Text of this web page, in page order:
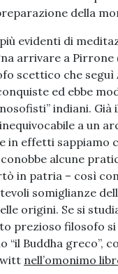
della
evidenti di
arrivare a Pirrone
scettico che seguì
ed ebbe
indiani.
a un
in effetti sappiamo
alcune
in patria – così
somiglianze
origini. Se si
prezioso filosofo
“il Buddha greco”,
nell’omonimo